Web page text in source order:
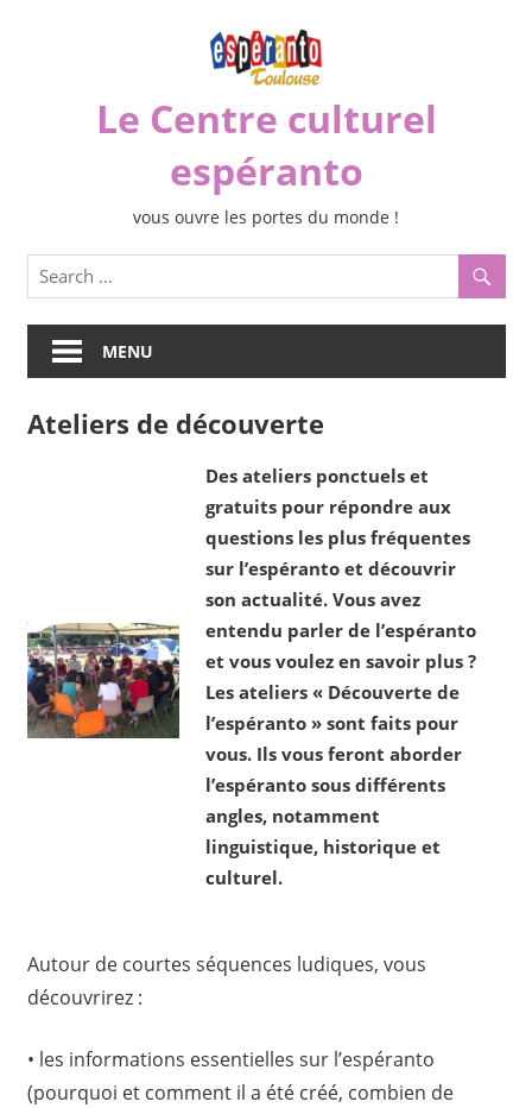
Le Centre culturel
espéranto
vous ouvre les portes du monde !
MENU
Ateliers de découverte
Des ateliers ponctuels et
gratuits pour répondre aux
questions les plus fréquentes
sur l’espéranto et découvrir
son actualité. Vous avez
entendu parler de l’espéranto
et vous voulez en savoir plus ?
Les ateliers « Découverte de
l’espéranto » sont faits pour
vous. Ils vous feront aborder
l’espéranto sous différents
angles, notamment
linguistique, historique et
culturel.
Autour de courtes séquences ludiques, vous
découvrirez :
• les informations essentielles sur l’espéranto
(pourquoi et comment il a été créé, combien de